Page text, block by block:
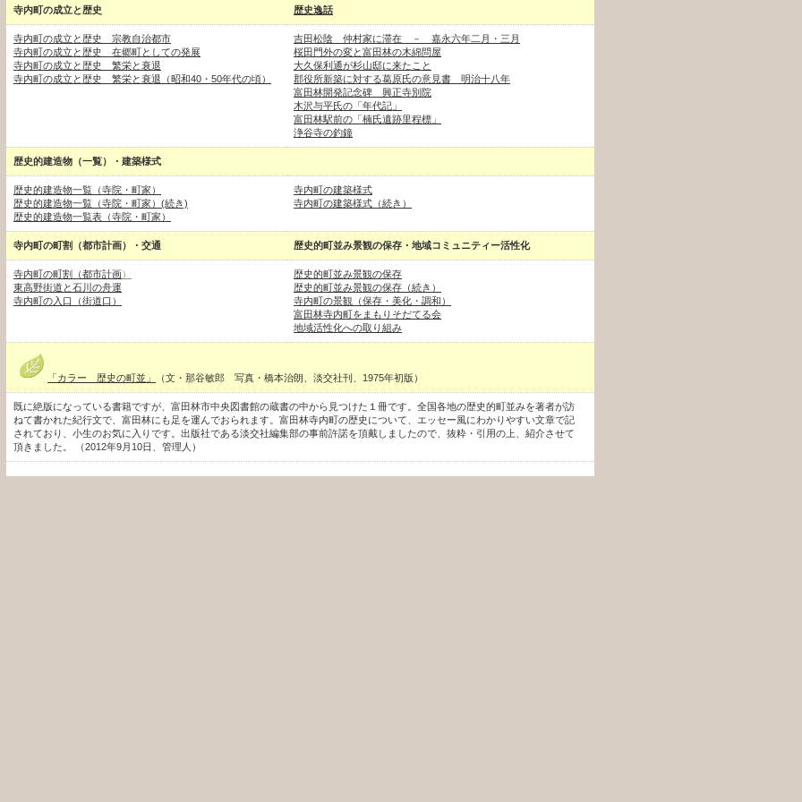
寺内町の成立と歴史 歴史逸話
寺内町の成立と歴史 宗教自治都市
寺内町の成立と歴史 在郷町としての発展
寺内町の成立と歴史 繁栄と衰退
寺内町の成立と歴史 繁栄と衰退（昭和40・50年代の頃）
吉田松陰 仲村家に滞在 － 嘉永六年二月・三月
桜田門外の変と富田林の木綿問屋
大久保利通が杉山邸に来たこと
郡役所新築に対する葛原氏の意見書 明治十八年
富田林開発記念碑 興正寺別院
木沢与平氏の「年代記」
富田林駅前の「楠氏遺跡里程標」
浄谷寺の釣鐘
歴史的建造物（一覧）・建築様式
歴史的建造物一覧（寺院・町家）
歴史的建造物一覧（寺院・町家）(続き)
歴史的建造物一覧表（寺院・町家）
寺内町の建築様式
寺内町の建築様式（続き）
寺内町の町割（都市計画）・交通 歴史的町並み景観の保存・地域コミュニティー活性化
寺内町の町割（都市計画）
東高野街道と石川の舟運
寺内町の入口（街道口）
歴史的町並み景観の保存
歴史的町並み景観の保存（続き）
寺内町の景観（保存・美化・調和）
富田林寺内町をまもりそだてる会
地域活性化への取り組み
「カラー 歴史の町並」 （文・那谷敏郎 写真・橋本治朗、淡交社刊、1975年初版）
既に絶版になっている書籍ですが、富田林市中央図書館の蔵書の中から見つけた１冊です。全国各地の歴史的町並みを著者が訪
ねて書かれた紀行文で、富田林にも足を運んでおられます。富田林寺内町の歴史について、エッセー風にわかりやすい文章で記
されており、小生のお気に入りです。出版社である淡交社編集部の事前許諾を頂戴しましたので、抜粋・引用の上、紹介させて
頂きました。 （2012年9月10日、管理人）